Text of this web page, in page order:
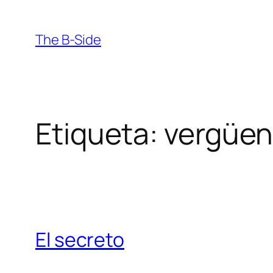
contenido
The B-Side
Etiqueta:
El secreto